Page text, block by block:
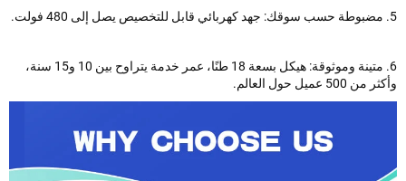
6. متينة وموثوقة: هيكل بسعة 18 طنًا، عمر خدمة يتراوح بين 10 و15 سنة،
عميل حول العالم.